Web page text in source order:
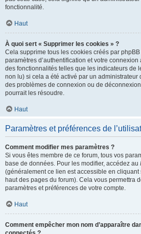
fonctionnalité.
Haut
À quoi sert « Supprimer les cookies » ?
Cela supprime tous les cookies créés par
paramètres d’authentification et votre
des fonctionnalités telles que les indicateurs de
non lu) si cela a été activé par un administrateur
des problèmes de connexion ou de
pourrait les résoudre.
Haut
Paramètres et préférences de
Comment modifier mes paramètres ?
Si vous êtes membre de ce forum, tous vos
base de données. Pour les modifier, accédez au
(généralement ce lien est accessible en cliquant
haut des pages du forum). Cela vous permettra
paramètres et préférences de votre compte.
Haut
Comment empêcher mon nom d’apparaître